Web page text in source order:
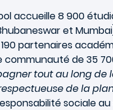
accueille 8 900
et
partenaires
de 35
tout au long de
de la
sociale